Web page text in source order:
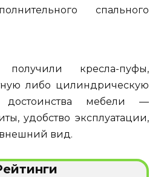
спального
получили кресла-пуфы,
либо цилиндрическую
достоинства мебели —
удобство эксплуатации,
вид.